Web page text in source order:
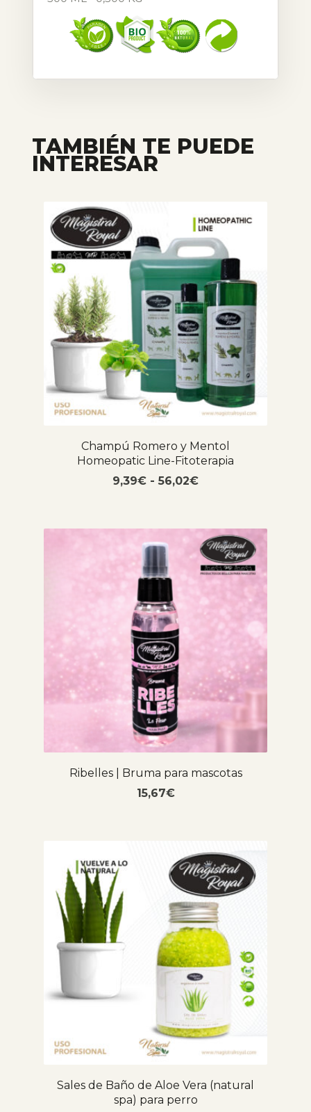
TAMBIÉN TE PUEDE
INTERESAR
Champú Romero y Mentol
Homeopatic Line-Fitoterapia
9,39€ - 56,02€
Ribelles | Bruma para mascotas
15,67€
Sales de Baño de Aloe Vera (natural
spa) para perro